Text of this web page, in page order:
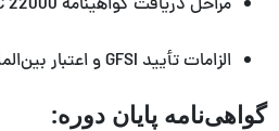
مراحل دریافت گواهینامه FSSC 22000 از نهادهای معتبر CB
الزامات تأیید GFSI و اعتبار بین‌المللی استاندارد FSSC
گواهی‌نامه پایان دوره: